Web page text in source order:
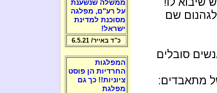
שם
סובלים
מתאבדים:
ממשלה שנשענת
על רע"ם, מפלגה
מסוכנת למדינת
ישראל!
כ"ד באייר/ 6.5.21
המפלגות
החרדיות הן פוסט
ציוניות!! כך גם
מפלגת